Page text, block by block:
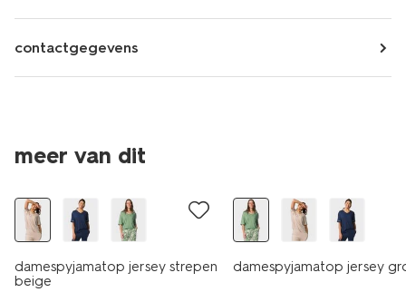
contactgegevens
meer van dit
sale
damespyjamatop jersey strepen
beige
damespyjamatop jersey